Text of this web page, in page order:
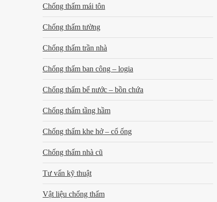
Chống thấm mái tôn
Chống thấm tường
Chống thấm trần nhà
Chống thấm ban công – logia
Chống thấm bể nước – bồn chứa
Chống thấm tầng hầm
Chống thấm khe hở – cổ ống
Chống thấm nhà cũ
Tư vấn kỹ thuật
Vật liệu chống thấm